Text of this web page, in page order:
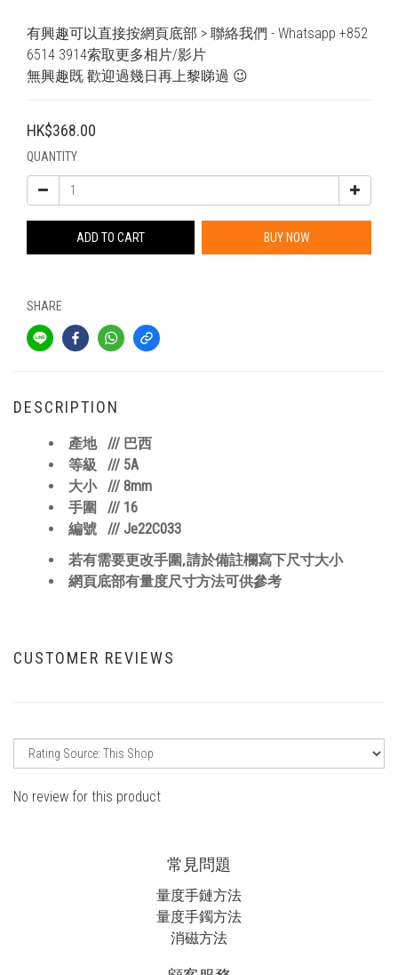
有興趣可以直接按網頁底部 > 聯絡我們 - Whatsapp +852
6514 3914索取更多相片/影片
無興趣既 歡迎過幾日再上黎睇過 😉
HK$368.00
QUANTITY
ADD TO CART BUY NOW
SHARE
DESCRIPTION
產地 /// 巴西
等級 /// 5A
大小 /// 8mm
手圍 /// 16
編號 /// Je22C033
若有需要更改手圍,請於備註欄寫下尺寸大小
網頁底部有量度尺寸方法可供參考
CUSTOMER REVIEWS
No review for this product
常見問題
量度手鏈方法
量度手鐲方法
消磁方法